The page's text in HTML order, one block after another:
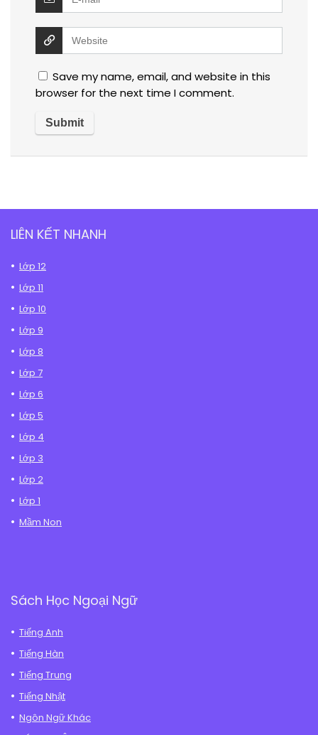
Save my name, email, and website in this
browser for the next time I comment.
LIÊN KẾT NHANH
Lớp 12
Lớp 11
Lớp 10
Lớp 9
Lớp 8
Lớp 7
Lớp 6
Lớp 5
Lớp 4
Lớp 3
Lớp 2
Lớp 1
Mầm Non
Sách Học Ngoại Ngữ
Tiếng Anh
Tiếng Hàn
Tiếng Trung
Tiếng Nhật
Ngôn Ngữ Khác